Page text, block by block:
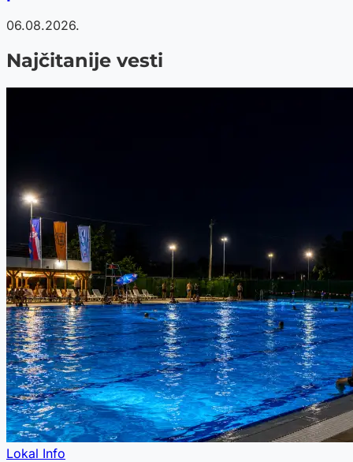
06.08.2026.
Najčitanije vesti
Lokal Info